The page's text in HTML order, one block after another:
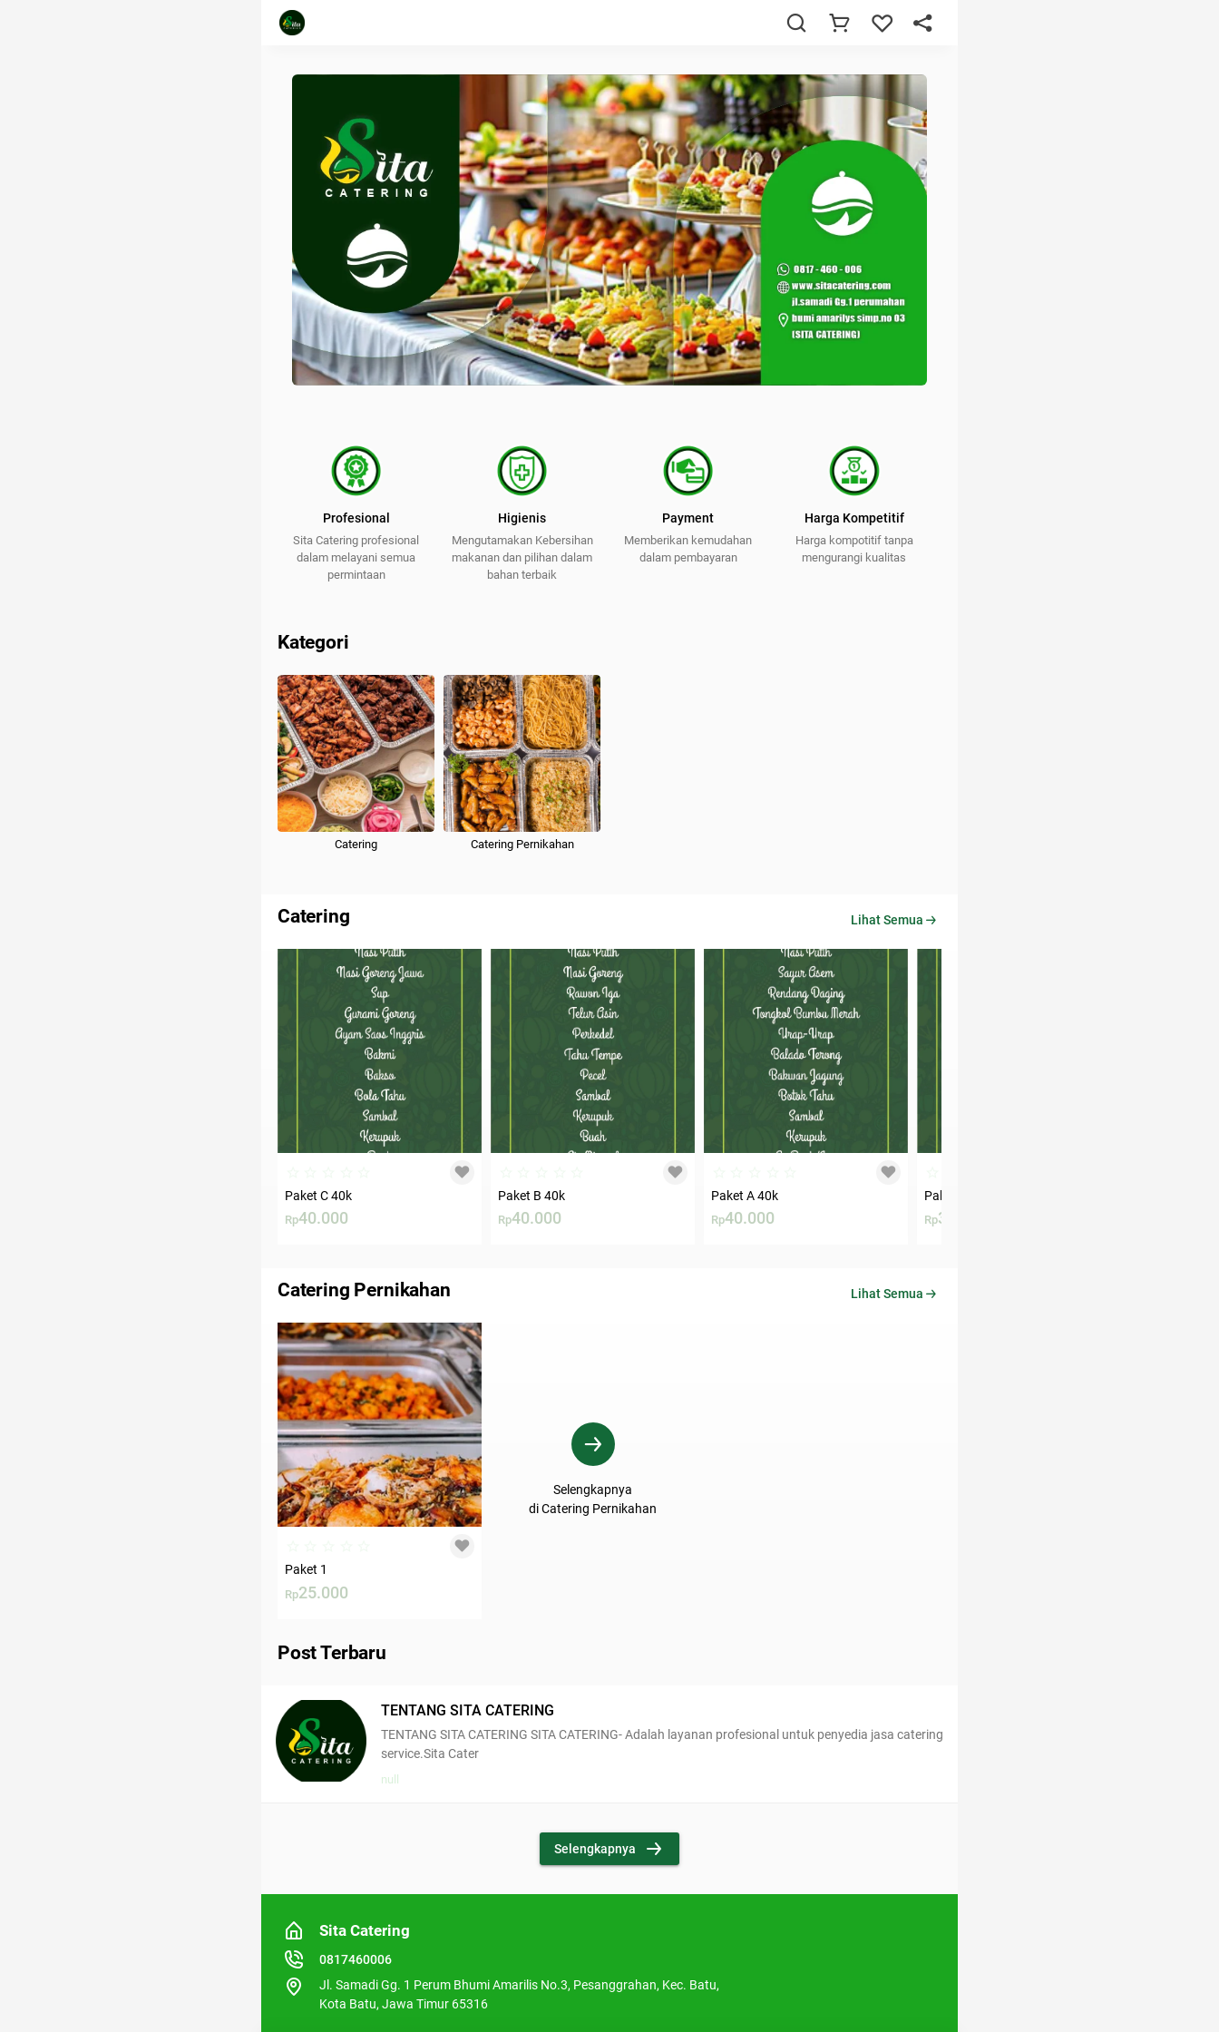
Profesional
Sita Catering profesional
dalam melayani semua
permintaan
Higienis
Mengutamakan Kebersihan
makanan dan pilihan dalam
bahan terbaik
Payment
Memberikan kemudahan
dalam pembayaran
Harga Kompetitif
Harga kompotitif tanpa
mengurangi kualitas
Kategori
Catering Catering Pernikahan
Catering Lihat Semua
Paket C 40k
Rp40.000
Paket B 40k
Rp40.000
Paket A 40k
Rp40.000
Paket C 35k
Rp35.000
Catering Pernikahan Lihat Semua
Paket 1
Rp25.000
Selengkapnya
di Catering Pernikahan
Post Terbaru
TENTANG SITA CATERING
TENTANG SITA CATERING SITA CATERING- Adalah layanan profesional untuk penyedia jasa catering
service.Sita Cater
null
Selengkapnya
Sita Catering
0817460006
Jl. Samadi Gg. 1 Perum Bhumi Amarilis No.3, Pesanggrahan, Kec. Batu,
Kota Batu, Jawa Timur 65316